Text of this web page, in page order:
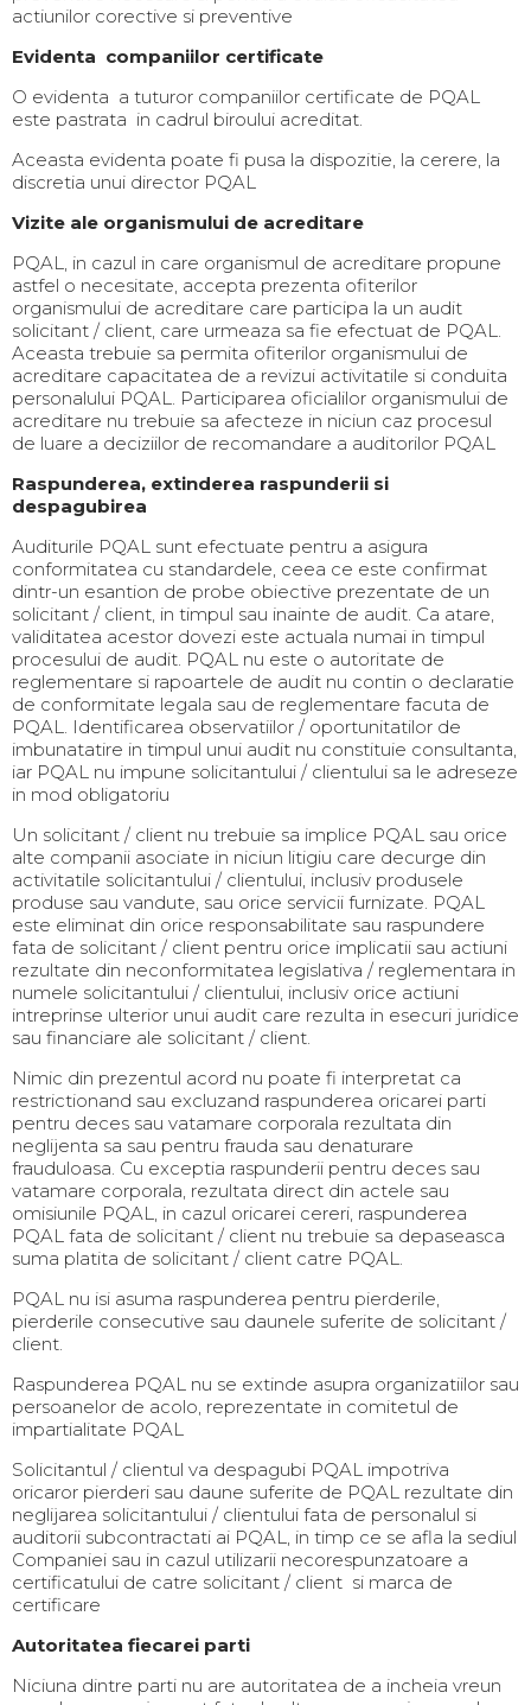
actiunilor corective si preventive
Evidenta companiilor certificate
O evidenta a tuturor companiilor certificate de PQAL
este pastrata in cadrul biroului acreditat.
Aceasta evidenta poate fi pusa la dispozitie, la cerere, la
discretia unui director PQAL
Vizite ale organismului de acreditare
PQAL, in cazul in care organismul de acreditare propune
astfel o necesitate, accepta prezenta ofiterilor
organismului de acreditare care participa la un audit
solicitant / client, care urmeaza sa fie efectuat de PQAL.
Aceasta trebuie sa permita ofiterilor organismului de
acreditare capacitatea de a revizui activitatile si conduita
personalului PQAL. Participarea oficialilor organismului de
acreditare nu trebuie sa afecteze in niciun caz procesul
de luare a deciziilor de recomandare a auditorilor PQAL
Raspunderea, extinderea raspunderii si
despagubirea
Auditurile PQAL sunt efectuate pentru a asigura
conformitatea cu standardele, ceea ce este confirmat
dintr-un esantion de probe obiective prezentate de un
solicitant / client, in timpul sau inainte de audit. Ca atare,
validitatea acestor dovezi este actuala numai in timpul
procesului de audit. PQAL nu este o autoritate de
reglementare si rapoartele de audit nu contin o declaratie
de conformitate legala sau de reglementare facuta de
PQAL. Identificarea observatiilor / oportunitatilor de
imbunatatire in timpul unui audit nu constituie consultanta,
iar PQAL nu impune solicitantului / clientului sa le adreseze
in mod obligatoriu
Un solicitant / client nu trebuie sa implice PQAL sau orice
alte companii asociate in niciun litigiu care decurge din
activitatile solicitantului / clientului, inclusiv produsele
produse sau vandute, sau orice servicii furnizate. PQAL
este eliminat din orice responsabilitate sau raspundere
fata de solicitant / client pentru orice implicatii sau actiuni
rezultate din neconformitatea legislativa / reglementara in
numele solicitantului / clientului, inclusiv orice actiuni
intreprinse ulterior unui audit care rezulta in esecuri juridice
sau financiare ale solicitant / client.
Nimic din prezentul acord nu poate fi interpretat ca
restrictionand sau excluzand raspunderea oricarei parti
pentru deces sau vatamare corporala rezultata din
neglijenta sa sau pentru frauda sau denaturare
frauduloasa. Cu exceptia raspunderii pentru deces sau
vatamare corporala, rezultata direct din actele sau
omisiunile PQAL, in cazul oricarei cereri, raspunderea
PQAL fata de solicitant / client nu trebuie sa depaseasca
suma platita de solicitant / client catre PQAL.
PQAL nu isi asuma raspunderea pentru pierderile,
pierderile consecutive sau daunele suferite de solicitant /
client.
Raspunderea PQAL nu se extinde asupra organizatiilor sau
persoanelor de acolo, reprezentate in comitetul de
impartialitate PQAL
Solicitantul / clientul va despagubi PQAL impotriva
oricaror pierderi sau daune suferite de PQAL rezultate din
neglijarea solicitantului / clientului fata de personalul si
auditorii subcontractati ai PQAL, in timp ce se afla la sediul
Companiei sau in cazul utilizarii necorespunzatoare a
certificatului de catre solicitant / client si marca de
certificare
Autoritatea fiecarei parti
Niciuna dintre parti nu are autoritatea de a incheia vreun